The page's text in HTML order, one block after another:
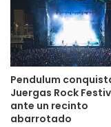
Pendulum
Juergas Rock
ante un recinto
abarrotado